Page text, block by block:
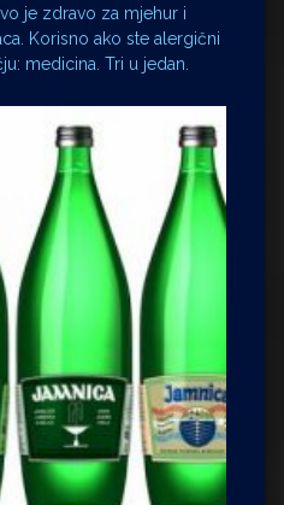
je zdravo za mjehur i
Korisno ako ste alergični
medicina. Tri u jedan.